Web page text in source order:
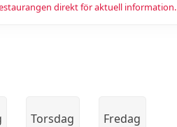
direkt för aktuell information.
Torsdag Fredag